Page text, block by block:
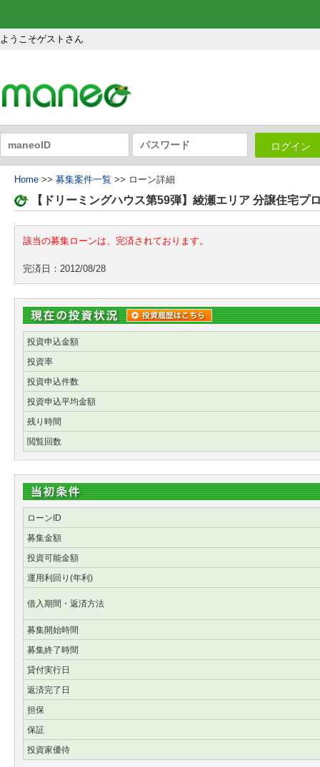
ようこそゲストさん
ログイン
Home >> 募集案件一覧 >> ローン詳細
【ドリーミングハウス第59弾】綾瀬エリア 分譲住宅プ
該当の募集ローンは、完済されております。
完済日：2012/08/28
投資申込金額
投資率
投資申込件数
投資申込平均金額
残り時間
閲覧回数
ローンID
募集金額
投資可能金額
運用利回り(年利)
借入期間・返済方法
募集開始時間
募集終了時間
貸付実行日
返済完了日
担保
保証
投資家優待